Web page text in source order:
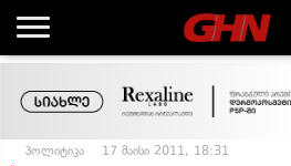
პოლიტიკა 17 მაისი 2011, 18:31